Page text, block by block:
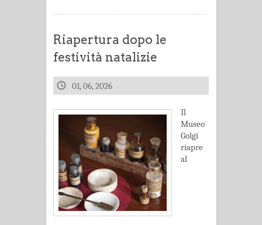
Riapertura dopo le
festività natalizie
01, 06, 2026
Il
Museo
Golgi
riapre
al